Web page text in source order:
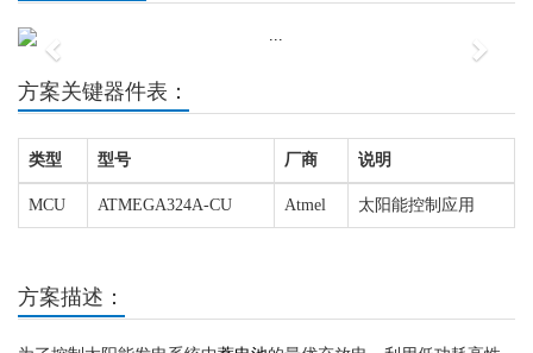
Previous Next
方案关键器件表：
类型 型号 厂商 说明
MCU ATMEGA324A-CU Atmel 太阳能控制应用
方案描述：